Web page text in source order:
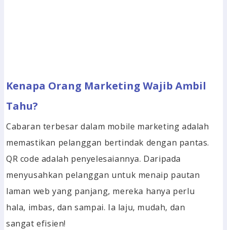
Kenapa Orang Marketing Wajib Ambil
Tahu?
Cabaran terbesar dalam mobile marketing adalah
memastikan pelanggan bertindak dengan pantas.
QR code adalah penyelesaiannya. Daripada
menyusahkan pelanggan untuk menaip pautan
laman web yang panjang, mereka hanya perlu
hala, imbas, dan sampai. Ia laju, mudah, dan
sangat efisien!